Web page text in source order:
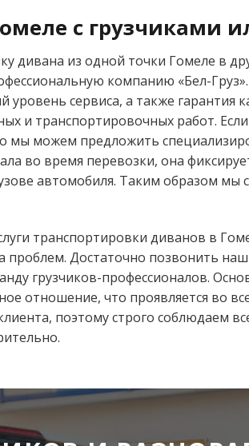
с грузчиками
дивана из одной точки Гомеле в
компанию «Бел-
сервиса, а также гарантия
и транспортировочных работ.
мы можем предложить
во время перевозки, она
автомобиля. Таким образом мы
транспортировки диванов в
проблем. Достаточно позвонить
грузчиков-профессионалов.
отношение, что проявляется во
поэтому строго соблюдаем